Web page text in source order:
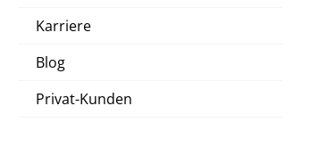
Karriere
Blog
Privat-Kunden